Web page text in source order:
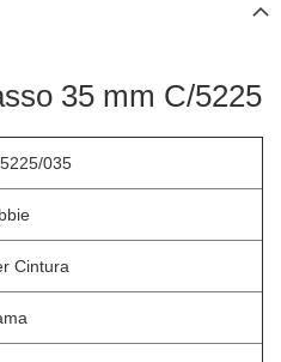
35 mm C/5225
035
Cintura